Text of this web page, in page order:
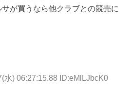
が買うなら他クラブとの競売に
水) 06:27:15.88 ID:eMlLJbcK0